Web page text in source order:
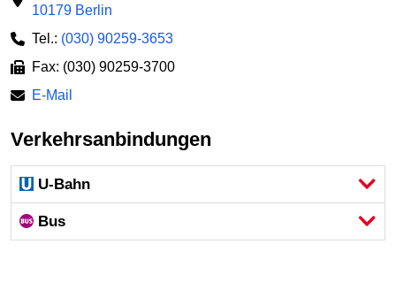
10179 Berlin
Tel.: (030) 90259-3653
Fax: (030) 90259-3700
E-Mail
Verkehrsanbindungen
U-Bahn
Bus